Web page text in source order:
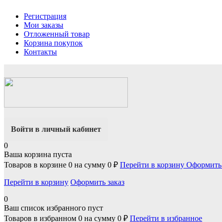
Регистрация
Мои заказы
Отложенный товар
Корзина покупок
Контакты
Войти в личный кабинет
0
Ваша корзина пуста
Товаров в корзине 0 на сумму 0 ₽ Перейти в корзину Оформить
Перейти в корзину Оформить заказ
0
Ваш список избранного пуст
Товаров в избранном 0 на сумму 0 ₽ Перейти в избранное